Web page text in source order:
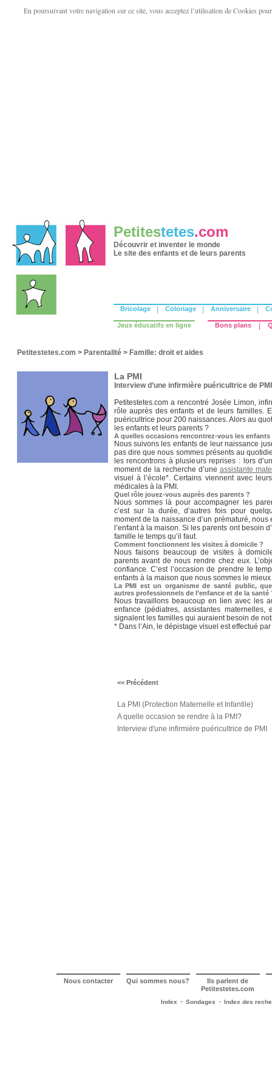
En poursuivant votre navigation sur ce site, vous acceptez l’utilisation de Cookies
Petitestetes.com
Découvrir et inventer le monde
Le site des enfants et de leurs parents
Bricolage Coloriage Anniversaire
Jeux éducatifs en ligne Bons plans
Petitestetes.com > Parentalité > Famille: droit et aides
La PMI
Interview d’une infirmière puéricultrice de PMI
Petitestetes.com a rencontré Josée Limon,
rôle auprès des enfants et de leurs familles.
puéricultrice pour 200 naissances. Alors au
les enfants et leurs parents ?
A quelles occasions rencontrez-vous les enfants
Nous suivons les enfants de leur naissance
pas dire que nous sommes présents au
les rencontrons à plusieurs reprises : lors
moment de la recherche d’une assistante
visuel à l’école*. Certains viennent avec
médicales à la PMI.
Quel rôle jouez-vous auprès des parents ?
Nous sommes là pour accompagner les
c’est sur la durée, d’autres fois pour
moment de la naissance d’un prématuré,
l’enfant à la maison. Si les parents ont besoin
famille le temps qu’il faut.
Comment fonctionnent les visites à domicile ?
Nous faisons beaucoup de visites à
parents avant de nous rendre chez eux.
confiance. C’est l’occasion de prendre le
enfants à la maison que nous sommes le
La PMI est un organisme de santé public,
autres professionnels de l’enfance et de la santé
Nous travaillons beaucoup en lien avec les
enfance (pédiatres, assistantes maternelles,
signalent les familles qui auraient besoin de
* Dans l’Ain, le dépistage visuel est effectué
<< Précédent
La PMI (Protection Maternelle et Infantile)
A quelle occasion se rendre à la PMI?
Interview d'une infirmière puéricultrice de PMI
Nous contacter Qui sommes nous? Ils parlent de
Petitestetes.com
Index - Sondages - Index des